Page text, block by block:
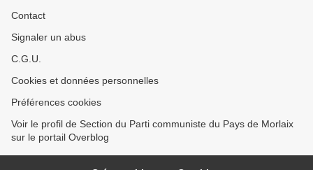
Contact
Signaler un abus
C.G.U.
Cookies et données personnelles
Préférences cookies
Voir le profil de Section du Parti communiste du Pays de Morlaix
sur le portail Overblog